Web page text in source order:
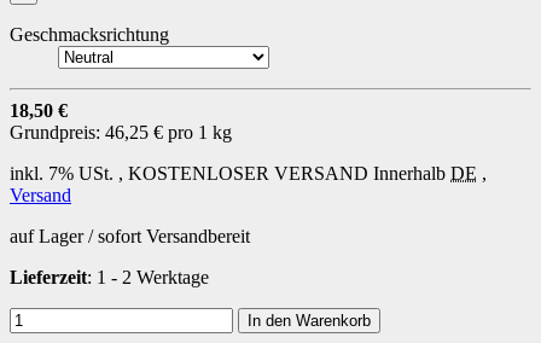
Geschmacksrichtung
18,50 €
Grundpreis: 46,25 € pro 1 kg
inkl. 7% USt. , KOSTENLOSER VERSAND Innerhalb DE ,
Versand
auf Lager / sofort Versandbereit
Lieferzeit: 1 - 2 Werktage
In den Warenkorb